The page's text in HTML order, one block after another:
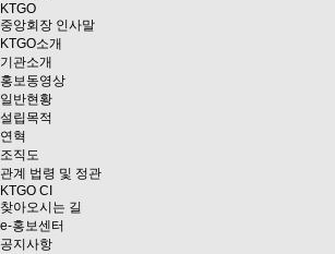
KTGO
중앙회장 인사말
KTGO소개
기관소개
홍보동영상
일반현황
설립목적
연혁
조직도
관계 법령 및 정관
KTGO CI
찾아오시는 길
e-홍보센터
공지사항